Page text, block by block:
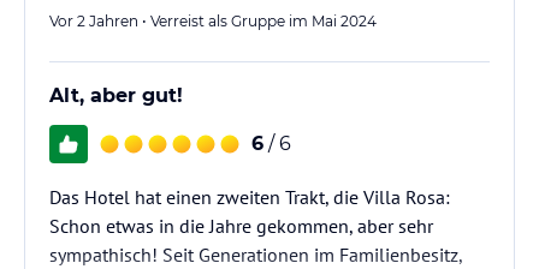
Vor 2 Jahren • Verreist als Gruppe im Mai 2024
Alt, aber gut!
6 / 6
Das Hotel hat einen zweiten Trakt, die Villa Rosa:
Schon etwas in die Jahre gekommen, aber sehr
sympathisch! Seit Generationen im Familienbesitz,